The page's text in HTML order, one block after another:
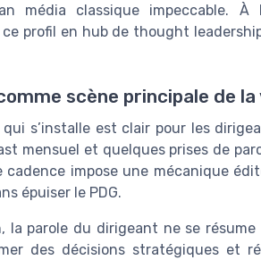
média classique impeccable. À
profil en hub de thought
scène principale de
s’installe est clair pour les
mensuel et quelques prises de
cadence impose une mécanique
épuiser le PDG.
la parole du dirigeant ne se
des décisions stratégiques et